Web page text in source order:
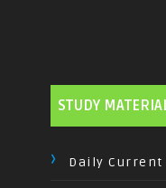
STUDY
Daily